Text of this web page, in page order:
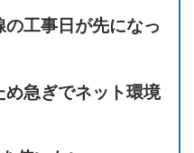
工事日が先になっ
急ぎでネット環境